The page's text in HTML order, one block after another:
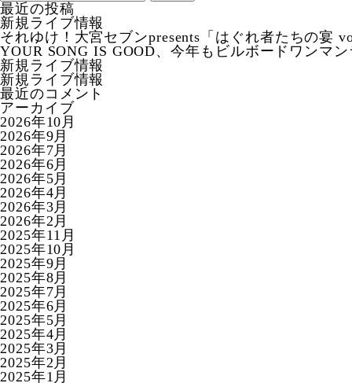
最近の投稿
新規ライブ情報
それゆけ！大宮セブンpresents「はぐれ者たちの宴
YOUR SONG IS GOOD、今年もビルボードワンマ
新規ライブ情報
新規ライブ情報
最近のコメント
アーカイブ
2026年10月
2026年9月
2026年7月
2026年6月
2026年5月
2026年4月
2026年3月
2026年2月
2025年11月
2025年10月
2025年9月
2025年8月
2025年7月
2025年6月
2025年5月
2025年4月
2025年3月
2025年2月
2025年1月